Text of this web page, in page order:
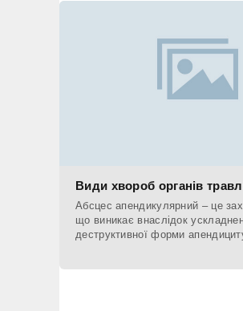
Види хвороб органів
Абсцес апендикулярний – це
що виникає внаслідок
деструктивної форми